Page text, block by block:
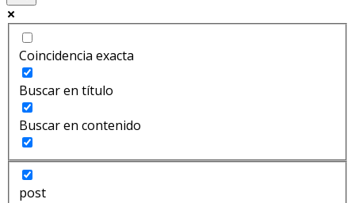
Coincidencia exacta
Buscar en título
Buscar en contenido
post